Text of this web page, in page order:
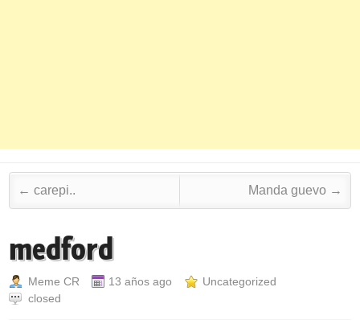
Post navigation
← carepi.. Manda guevo →
medford
Meme CR 13 años ago
Uncategorized
closed